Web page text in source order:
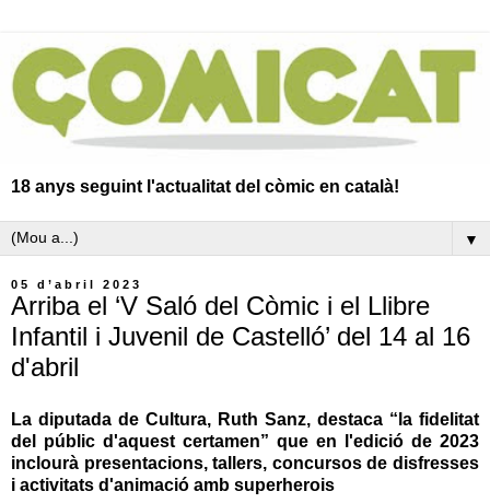
18 anys seguint l'actualitat del còmic en català!
▼
05 d’abril 2023
Arriba el ‘V Saló del Còmic i el Llibre
Infantil i Juvenil de Castelló’ del 14 al 16
d'abril
La diputada de Cultura, Ruth Sanz, destaca “la fidelitat
del públic d'aquest certamen” que en l'edició de 2023
inclourà presentacions, tallers, concursos de disfresses
i activitats d'animació amb superherois